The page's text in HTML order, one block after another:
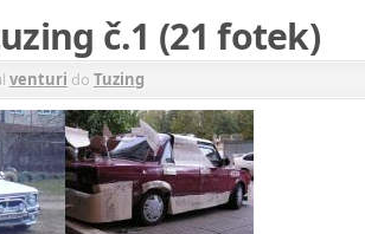
č.1 (21 fotek)
venturi do Tuzing